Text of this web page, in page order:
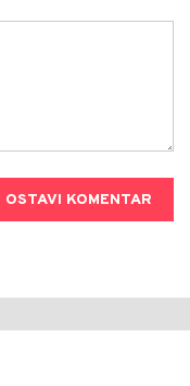
OSTAVI KOMENTAR